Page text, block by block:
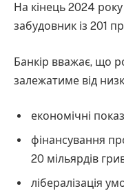
На кінець 2024
забудовник із 201
Банкір вважає, що
залежатиме від
економічні
фінансування
20 мільярдів
лібералізація